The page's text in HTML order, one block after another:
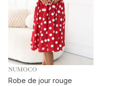
NUMOCO
Robe de jour rouge